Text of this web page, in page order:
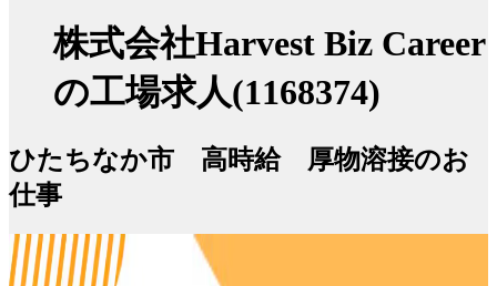
株式会社Harvest Biz Career
の工場求人(1168374)
ひたちなか市 高時給 厚物溶接のお
仕事